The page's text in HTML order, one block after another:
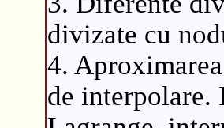
divizate cu
4.
de interpolare.